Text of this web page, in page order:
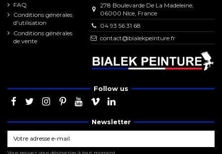
FAQ
Conditions générales
d'utilisation
Conditions générales
de vente
278 Boulevarde De La Madeleine,
06000 NIce, France
04 93 56 31 68
contact@bialekpeinture.fr
Follow us
Newsletter
Vous pouvez vous désinscrire à tout moment.